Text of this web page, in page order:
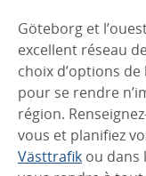
Göteborg et
excellent réseau
choix d’options
pour se rendre
région.
vous et planifiez
Västtrafik ou dans